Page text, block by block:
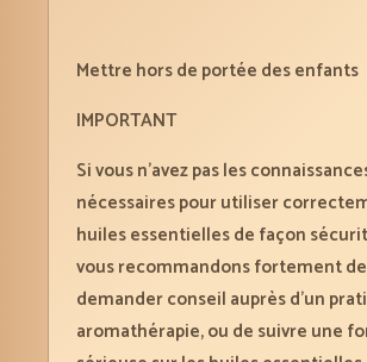
Mettre hors de portée des enfants
IMPORTANT
Si vous n’avez pas les
nécessaires pour utiliser
huiles essentielles de façon
vous recommandons fortement de
demander conseil auprès d’un
aromathérapie, ou de suivre une